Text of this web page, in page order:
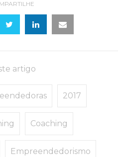
artigo
2017
Coaching
Empreendedorismo